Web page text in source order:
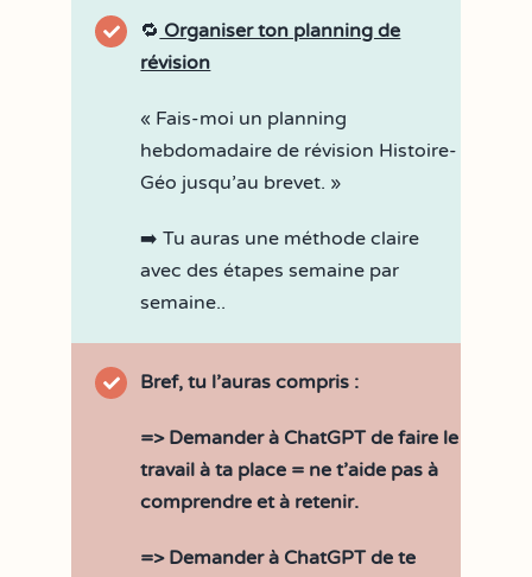
🔁 Organiser ton planning de
révision
« Fais-moi un planning
hebdomadaire de révision Histoire-
Géo jusqu’au brevet. »
➡️ Tu auras une méthode claire
avec des étapes semaine par
semaine..
Bref, tu l’auras compris :
=> Demander à ChatGPT de faire le
travail à ta place = ne t’aide pas à
comprendre et à retenir.
=> Demander à ChatGPT de te